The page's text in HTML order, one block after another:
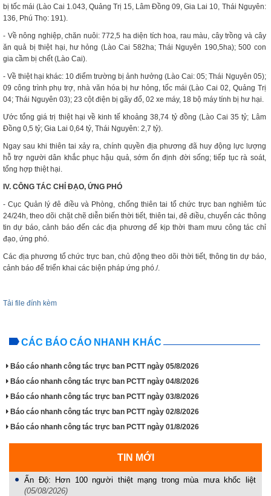
bị tốc mái (Lào Cai 1.043, Quảng Trị 15, Lâm Đồng 09, Gia Lai 10, Thái Nguyên:
136, Phú Thọ: 191).
- Về nông nghiệp, chăn nuôi: 772,5 ha diện tích hoa, rau màu, cây trồng và cây
ăn quả bị thiệt hại, hư hỏng (Lào Cai 582ha; Thái Nguyên 190,5ha); 500 con
gia cầm bị chết (Lào Cai).
- Về thiệt hại khác: 10 điểm trường bị ảnh hưởng (Lào Cai: 05; Thái Nguyên 05);
09 công trình phụ trợ, nhà văn hóa bị hư hỏng, tốc mái (Lào Cai 02, Quảng Trị
04; Thái Nguyên 03); 23 cột điện bị gãy đổ, 02 xe máy, 18 bộ máy tính bị hư hại.
Ước tổng giá trị thiệt hại về kinh tế khoảng 38,74 tỷ đồng (Lào Cai 35 tỷ; Lâm
Đồng 0,5 tỷ; Gia Lai 0,64 tỷ, Thái Nguyên: 2,7 tỷ).
Ngay sau khi thiên tai xảy ra, chính quyền địa phương đã huy động lực lượng
hỗ trợ người dân khắc phục hậu quả, sớm ổn định đời sống; tiếp tục rà soát,
tổng hợp thiệt hại.
IV. CÔNG TÁC CHỈ ĐẠO, ỨNG PHÓ
- Cục Quản lý đê điều và Phòng, chống thiên tai tổ chức trực ban nghiêm túc
24/24h, theo dõi chặt chẽ diễn biến thời tiết, thiên tai, đê điều, chuyển các thông
tin dự báo, cảnh báo đến các địa phương để kịp thời tham mưu công tác chỉ
đạo, ứng phó.
Các địa phương tổ chức trực ban, chủ động theo dõi thời tiết, thông tin dự báo,
cảnh báo để triển khai các biện pháp ứng phó./.
Tải file đính kèm
CÁC BÁO CÁO NHANH KHÁC
Báo cáo nhanh công tác trực ban PCTT ngày 05/8/2026
Báo cáo nhanh công tác trực ban PCTT ngày 04/8/2026
Báo cáo nhanh công tác trực ban PCTT ngày 03/8/2026
Báo cáo nhanh công tác trực ban PCTT ngày 02/8/2026
Báo cáo nhanh công tác trực ban PCTT ngày 01/8/2026
TIN MỚI
Ấn Độ: Hơn 100 người thiệt mạng trong mùa mưa khốc liệt
(05/08/2026)